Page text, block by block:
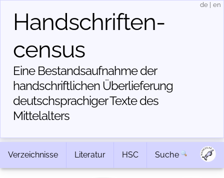
Handschriften­
census
Eine Bestandsaufnahme der
handschriftlichen Über­lieferung
deutschsprachiger Texte des
Mittelalters
de en
Verzeichnisse Literatur HSC Suche